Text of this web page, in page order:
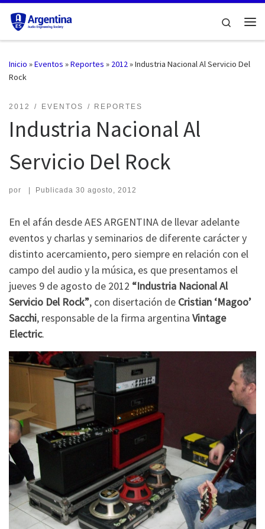
Saltar al contenido
Search
Inicio »Eventos »Reportes » 2012»Industria Nacional Al Servicio Del
Rock
2012 EVENTOS REPORTES
Industria Nacional Al
Servicio Del Rock
por | Publicada 30 agosto, 2012
En el afán desde AES ARGENTINA de llevar adelante
eventos y charlas y seminarios de diferente carácter y
distinto acercamiento, pero siempre en relación con el
campo del audio y la música, es que presentamos el
jueves 9 de agosto de 2012 “Industria Nacional Al
Servicio Del Rock”, con disertación de Cristian ‘Magoo’
Sacchi, responsable de la firma argentina Vintage
Electric.